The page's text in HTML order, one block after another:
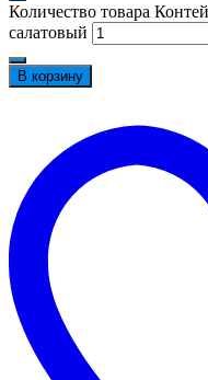
Количество товара
салатовый
В корзину